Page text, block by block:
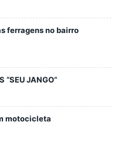
ferragens no bairro
“SEU JANGO”
motocicleta